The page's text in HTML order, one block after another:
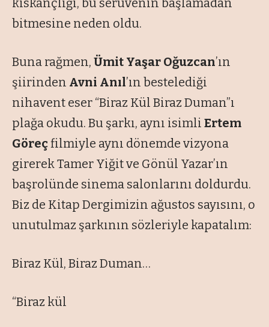
bitmesine neden oldu.
Buna rağmen, Ümit Yaşar Oğuzcan’ın
şiirinden Avni Anıl’ın bestelediği
nihavent eser “Biraz Kül Biraz Duman”ı
plağa okudu. Bu şarkı, aynı isimli Ertem
Göreçfilmiyle aynı dönemde vizyona
girerek Tamer Yiğit ve Gönül Yazar’ın
başrolünde sinema salonlarını doldurdu.
Biz de Kitap Dergimizin ağustos sayısını, o
unutulmaz şarkının sözleriyle kapatalım:
Biraz Kül, Biraz Duman…
“Biraz kül